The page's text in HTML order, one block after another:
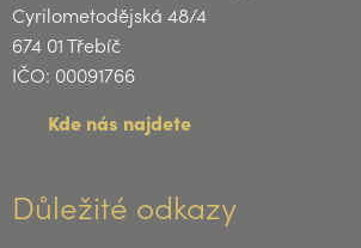
Cyrilometodějská 48/4
674 01 Třebíč
IČO: 00091766
Kde nás najdete
Důležité odkazy